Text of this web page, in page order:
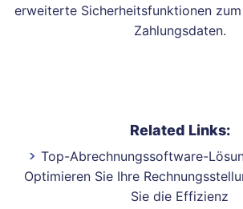
erweiterte Sicherheitsfunktionen
Zahlungsdaten.
Related Links:
Top-Abrechnungssoftware-
Optimieren Sie Ihre
Sie die Effizienz